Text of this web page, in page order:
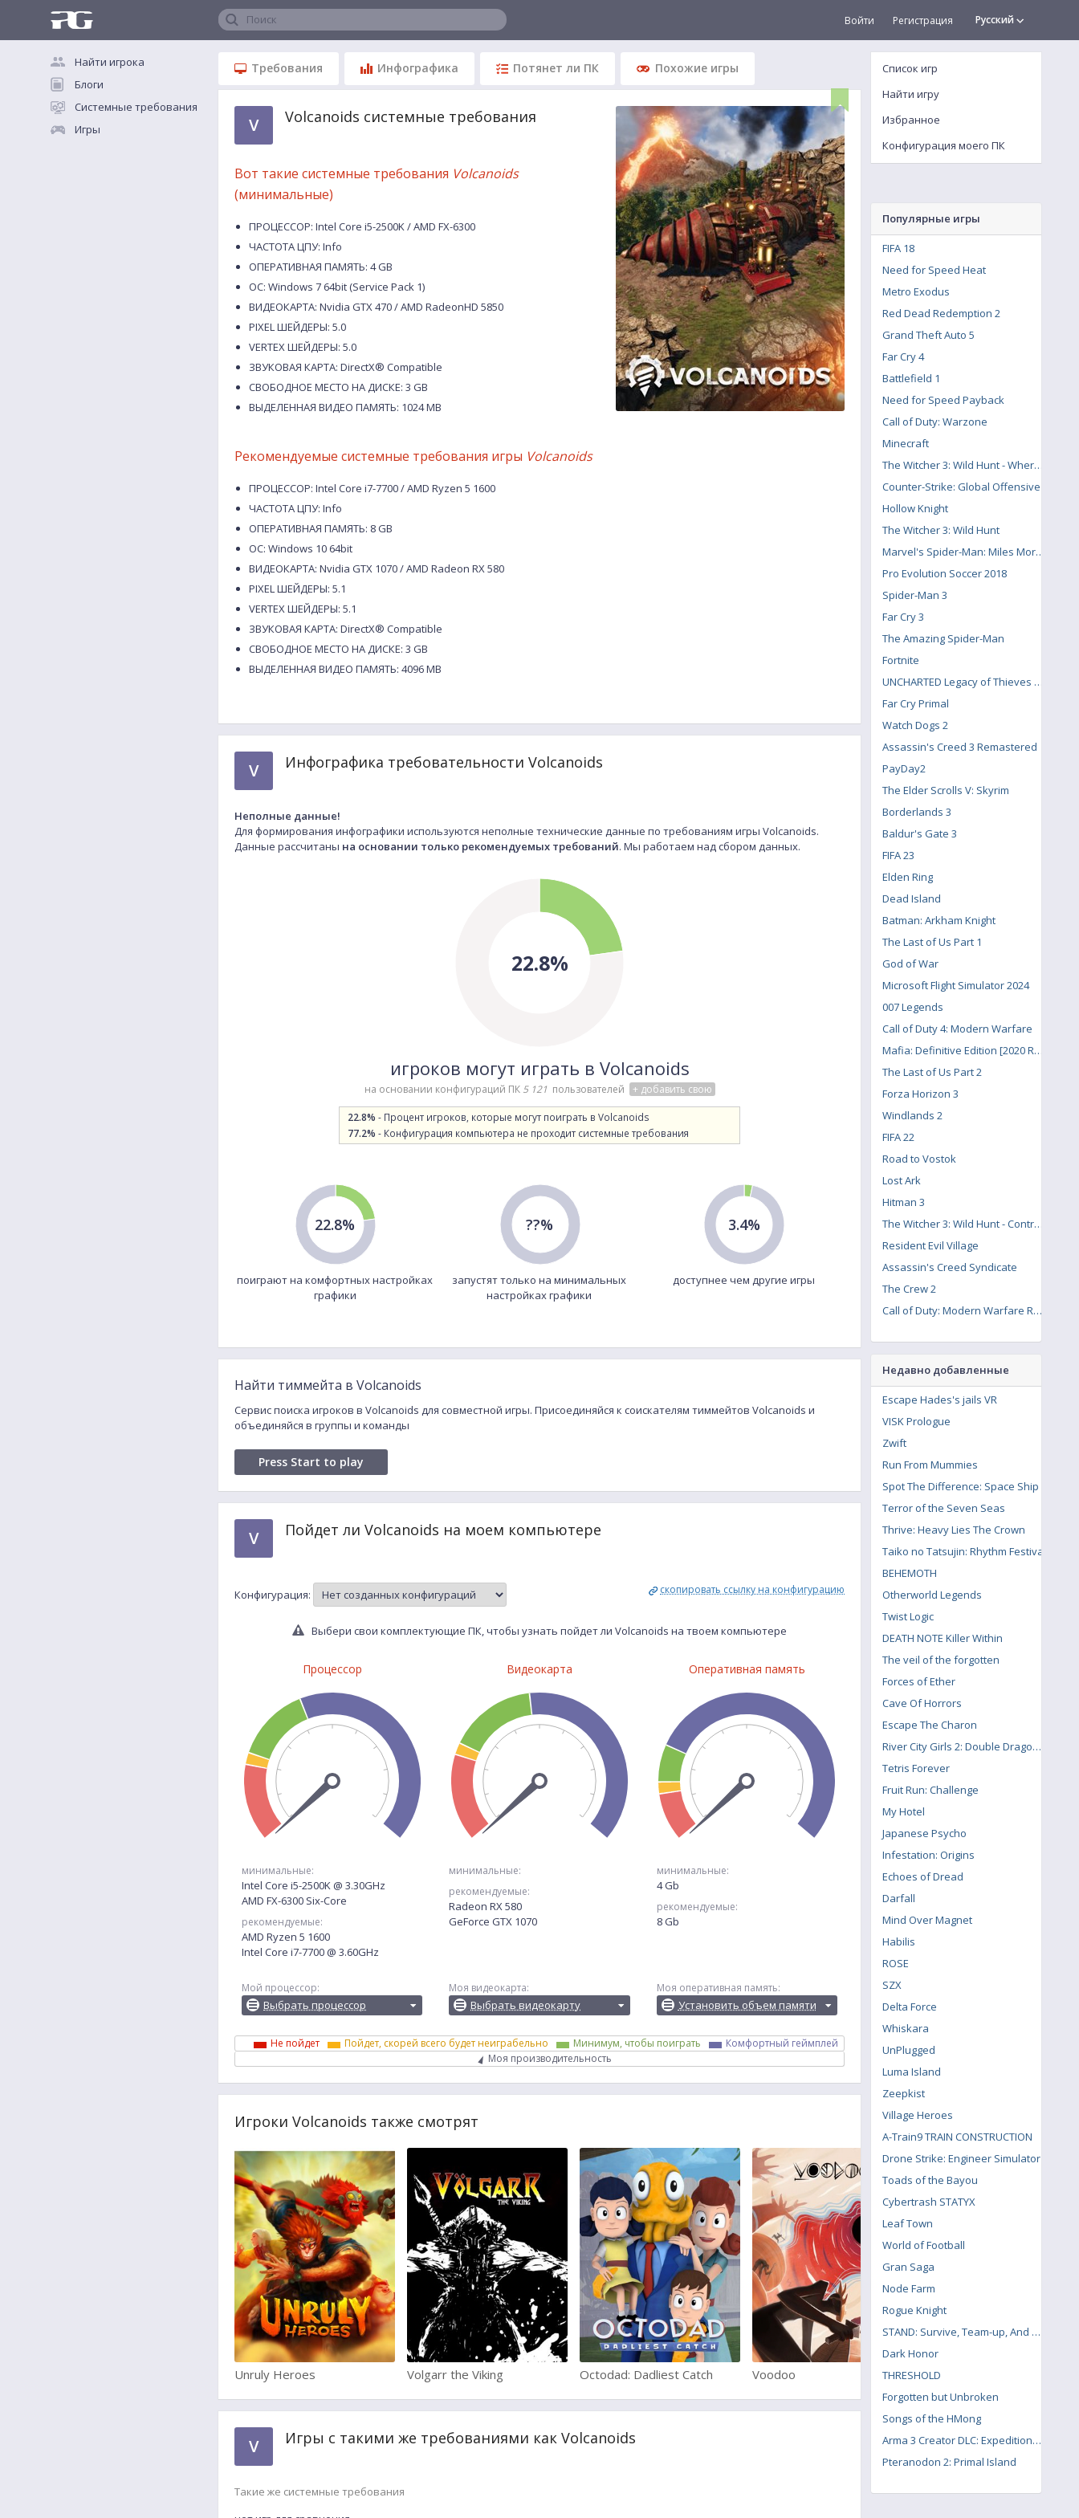
Поиск Русский
Войти Регистрация
Найти игрока
Блоги
Системные требования
Игры
Требования Инфографика Потянет ли ПК Похожие игры
V Volcanoids системные требования
Вот такие системные требования Volcanoids
(минимальные)
ПРОЦЕССОР: Intel Core i5-2500K / AMD FX-6300
ЧАСТОТА ЦПУ: Info
ОПЕРАТИВНАЯ ПАМЯТЬ: 4 GB
ОС: Windows 7 64bit (Service Pack 1)
ВИДЕОКАРТА: Nvidia GTX 470 / AMD RadeonHD 5850
PIXEL ШЕЙДЕРЫ: 5.0
VERTEX ШЕЙДЕРЫ: 5.0
ЗВУКОВАЯ КАРТА: DirectX® Compatible
СВОБОДНОЕ МЕСТО НА ДИСКЕ: 3 GB
ВЫДЕЛЕННАЯ ВИДЕО ПАМЯТЬ: 1024 MB
Рекомендуемые системные требования игры Volcanoids
ПРОЦЕССОР: Intel Core i7-7700 / AMD Ryzen 5 1600
ЧАСТОТА ЦПУ: Info
ОПЕРАТИВНАЯ ПАМЯТЬ: 8 GB
ОС: Windows 10 64bit
ВИДЕОКАРТА: Nvidia GTX 1070 / AMD Radeon RX 580
PIXEL ШЕЙДЕРЫ: 5.1
VERTEX ШЕЙДЕРЫ: 5.1
ЗВУКОВАЯ КАРТА: DirectX® Compatible
СВОБОДНОЕ МЕСТО НА ДИСКЕ: 3 GB
ВЫДЕЛЕННАЯ ВИДЕО ПАМЯТЬ: 4096 MB
V Инфографика требовательности Volcanoids
Неполные данные!
Для формирования инфографики используются неполные технические данные по требованиям игры Volcanoids.
Данные рассчитаны на основании только рекомендуемых требований. Мы работаем над сбором данных.
22.8%
игроков могут играть в Volcanoids
на основании конфигураций ПК 5 121 пользователей + добавить свою
22.8% - Процент игроков, которые могут поиграть в Volcanoids
77.2% - Конфигурация компьютера не проходит системные требования
22.8%
поиграют на комфортных настройках
графики
??%
запустят только на минимальных
настройках графики
3.4%
доступнее чем другие игры
Найти тиммейта в Volcanoids
Сервис поиска игроков в Volcanoids для совместной игры. Присоединяйся к соискателям тиммейтов Volcanoids и
объединяйся в группы и команды
Press Start to play
V Пойдет ли Volcanoids на моем компьютере
Конфигурация: скопировать ссылку на конфигурацию
Выбери свои комплектующие ПК, чтобы узнать пойдет ли Volcanoids на твоем компьютере
Процессор
минимальные:
Intel Core i5-2500K @ 3.30GHz
AMD FX-6300 Six-Core
рекомендуемые:
AMD Ryzen 5 1600
Intel Core i7-7700 @ 3.60GHz
Мой процессор:
Выбрать процессор
Видеокарта
минимальные:
рекомендуемые:
Radeon RX 580
GeForce GTX 1070
Моя видеокарта:
Выбрать видеокарту
Оперативная память
минимальные:
4 Gb
рекомендуемые:
8 Gb
Моя оперативная память:
Установить объем памяти
Не пойдет Пойдет, скорей всего будет неиграбельно Минимум, чтобы поиграть
Комфортный геймплей
Моя производительность
Игроки Volcanoids также смотрят
Unruly Heroes Volgarr the Viking Octodad: Dadliest Catch Voodoo VRChat
V Игры с такими же требованиями как Volcanoids
Такие же системные требования
Список игр
Найти игру
Избранное
Конфигурация моего ПК
Популярные игры
FIFA 18
Need for Speed Heat
Metro Exodus
Red Dead Redemption 2
Grand Theft Auto 5
Far Cry 4
Battlefield 1
Need for Speed Payback
Call of Duty: Warzone
Minecraft
The Witcher 3: Wild Hunt - Where the Cat and Wolf Play
Counter-Strike: Global Offensive
Hollow Knight
The Witcher 3: Wild Hunt
Marvel's Spider-Man: Miles Morales
Pro Evolution Soccer 2018
Spider-Man 3
Far Cry 3
The Amazing Spider-Man
Fortnite
UNCHARTED Legacy of Thieves Collection
Far Cry Primal
Watch Dogs 2
Assassin's Creed 3 Remastered
PayDay2
The Elder Scrolls V: Skyrim
Borderlands 3
Baldur's Gate 3
FIFA 23
Elden Ring
Dead Island
Batman: Arkham Knight
The Last of Us Part 1
God of War
Microsoft Flight Simulator 2024
007 Legends
Call of Duty 4: Modern Warfare
Mafia: Definitive Edition [2020 Remake]
The Last of Us Part 2
Forza Horizon 3
Windlands 2
FIFA 22
Road to Vostok
Lost Ark
Hitman 3
The Witcher 3: Wild Hunt - Contract: Missing Miners
Resident Evil Village
Assassin's Creed Syndicate
The Crew 2
Call of Duty: Modern Warfare Remastered
Недавно добавленные
Escape Hades's jails VR
VISK Prologue
Zwift
Run From Mummies
Spot The Difference: Space Ship
Terror of the Seven Seas
Thrive: Heavy Lies The Crown
Taiko no Tatsujin: Rhythm Festival
BEHEMOTH
Otherworld Legends
Twist Logic
DEATH NOTE Killer Within
The veil of the forgotten
Forces of Ether
Cave Of Horrors
Escape The Charon
River City Girls 2: Double Dragon DLC
Tetris Forever
Fruit Run: Challenge
My Hotel
Japanese Psycho
Infestation: Origins
Echoes of Dread
Darfall
Mind Over Magnet
Habilis
ROSE
SZX
Delta Force
Whiskara
UnPlugged
Luma Island
Zeepkist
Village Heroes
A-Train9 TRAIN CONSTRUCTION
Drone Strike: Engineer Simulator
Toads of the Bayou
Cybertrash STATYX
Leaf Town
World of Football
Gran Saga
Node Farm
Rogue Knight
STAND: Survive, Team-up, And Never Die
Dark Honor
THRESHOLD
Forgotten but Unbroken
Songs of the HMong
Arma 3 Creator DLC: Expeditionary Forces
Pteranodon 2: Primal Island